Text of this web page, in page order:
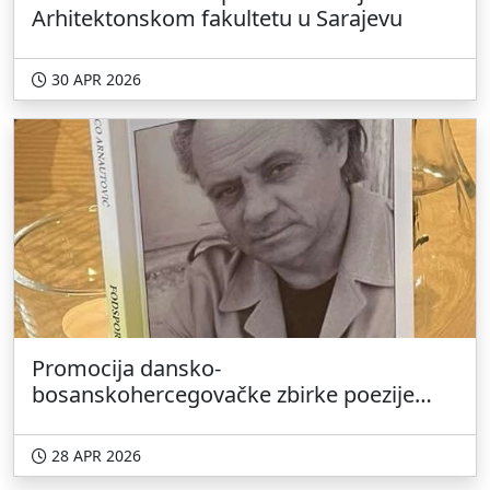
Arhitektonskom fakultetu u Sarajevu
30 APR 2026
Promocija dansko-
bosanskohercegovačke zbirke poezije
28 APR 2026